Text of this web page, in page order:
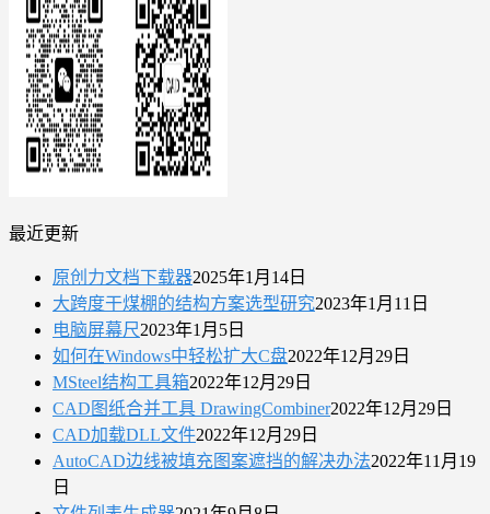
最近更新
原创力文档下载器2025年1月14日
大跨度干煤棚的结构方案选型研究2023年1月11日
电脑屏幕尺2023年1月5日
如何在Windows中轻松扩大C盘2022年12月29日
MSteel结构工具箱2022年12月29日
CAD图纸合并工具 DrawingCombiner2022年12月29日
CAD加载DLL文件2022年12月29日
AutoCAD边线被填充图案遮挡的解决办法2022年11月19
日